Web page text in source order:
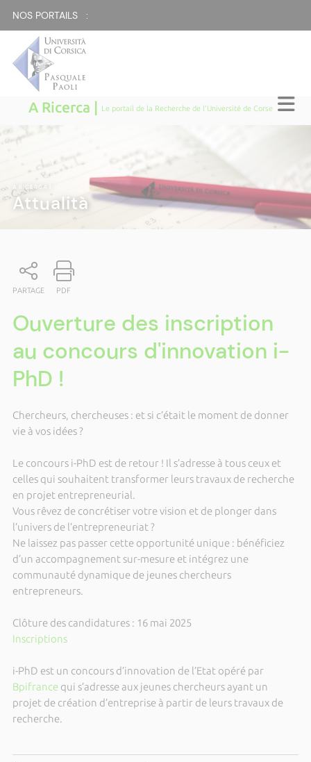
NOS PORTAILS :
A Ricerca | Le portail de la Recherche de l'Université de Corse
A RICERCA
Attualità
PARTAGE PDF
Ouverture des inscription
au concours d'innovation i-
PhD !
Chercheurs, chercheuses : et si c’était le moment de donner
vie à vos idées ?
Le concours i-PhD est de retour ! Il s’adresse à tous ceux et
celles qui souhaitent transformer leurs travaux de recherche
en projet entrepreneurial.
Vous rêvez de concrétiser votre vision et de plonger dans
l’univers de l’entrepreneuriat ?
Ne laissez pas passer cette opportunité unique : bénéficiez
d’un accompagnement sur-mesure et intégrez une
communauté dynamique de jeunes chercheurs
entrepreneurs.
Clôture des candidatures : 16 mai 2025
Inscriptions
i-PhD est un concours d’innovation de l’Etat opéré par
Bpifrancequi s’adresse aux jeunes chercheurs ayant un
projet de création d’entreprise à partir de leurs travaux de
recherche.